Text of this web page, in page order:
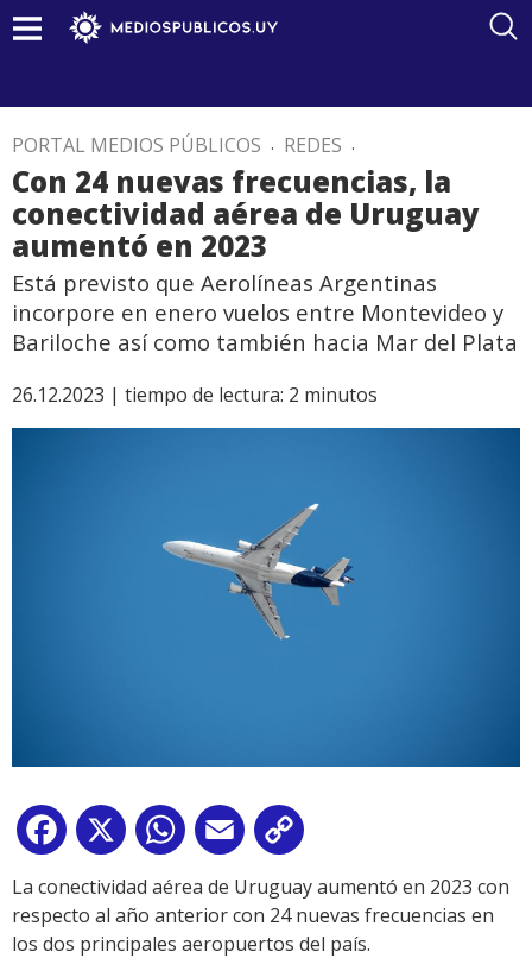
PORTAL MEDIOS PÚBLICOS . REDES .
Con 24 nuevas frecuencias, la
conectividad aérea de Uruguay
aumentó en 2023
Está previsto que Aerolíneas Argentinas
incorpore en enero vuelos entre Montevideo y
Bariloche así como también hacia Mar del Plata
26.12.2023 | tiempo de lectura: 2 minutos
Facebook
X WhatsApp
Email
Link
La conectividad aérea de Uruguay aumentó en 2023 con
respecto al año anterior con 24 nuevas frecuencias en
los dos principales aeropuertos del país.